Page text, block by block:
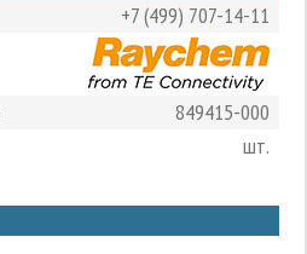
+7 (499) 707-14-11
849415-000
шт.